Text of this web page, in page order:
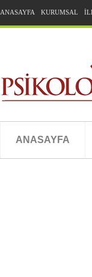
ANASAYFA KURUMSAL
ANASAYFA